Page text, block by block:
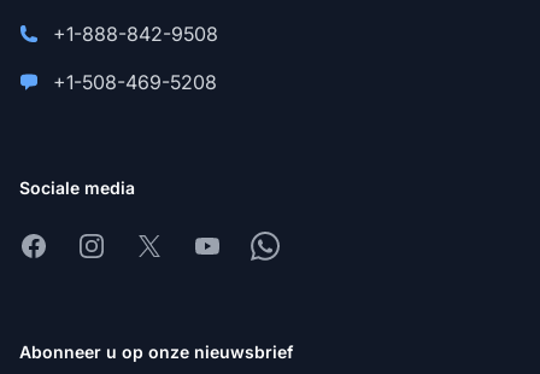
+1-888-842-9508
+1-508-469-5208
Sociale media
FacebookInstagram
X YoutubeWhatsapp
Abonneer u op onze nieuwsbrief